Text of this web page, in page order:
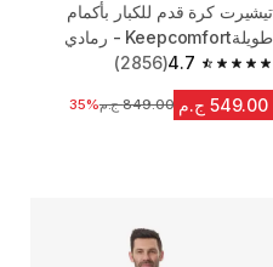
تيشيرت كرة قدم للكبار بأكمام
طويلةKeepcomfort - رمادي
4.7
4.7 out of 5 stars from 2856 reviews
(2856)
549.00 ج.م السعر قبل التخفيض
849.00 ج.م 35%